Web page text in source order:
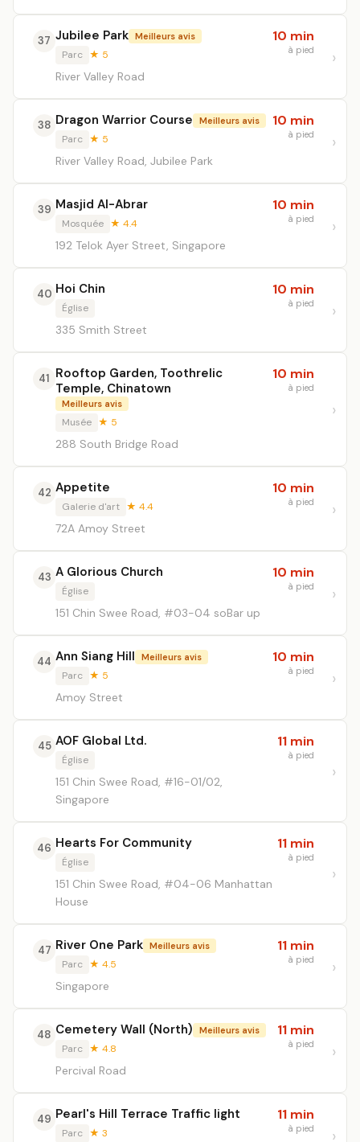
37 Jubilee Park Meilleurs avis
Parc ★ 5
River Valley Road
10 min
à pied
38 Dragon Warrior Course Meilleurs avis
Parc ★ 5
River Valley Road, Jubilee Park
10 min
à pied
39 Masjid Al-Abrar
Mosquée ★ 4.4
192 Telok Ayer Street, Singapore
10 min
à pied
40 Hoi Chin
Église
335 Smith Street
10 min
à pied
41 Rooftop Garden, Toothrelic
Temple, Chinatown
Meilleurs avis
Musée ★ 5
288 South Bridge Road
10 min
à pied
42 Appetite
Galerie d'art ★ 4.4
72A Amoy Street
10 min
à pied
43 A Glorious Church
Église
151 Chin Swee Road, #03-04 soBar up
10 min
à pied
44 Ann Siang Hill Meilleurs avis
Parc ★ 5
Amoy Street
10 min
à pied
45 AOF Global Ltd.
Église
151 Chin Swee Road, #16-01/02,
Singapore
11 min
à pied
46 Hearts For Community
Église
151 Chin Swee Road, #04-06 Manhattan
House
11 min
à pied
47 River One Park Meilleurs avis
Parc ★ 4.5
Singapore
11 min
à pied
48 Cemetery Wall (North) Meilleurs avis
Parc ★ 4.8
Percival Road
11 min
à pied
49 Pearl's Hill Terrace Traffic light
Parc ★ 3
11 min
à pied